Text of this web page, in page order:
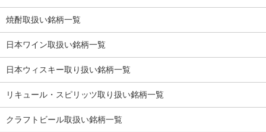
焼酎取扱い銘柄一覧
日本ワイン取扱い銘柄一覧
日本ウィスキー取り扱い銘柄一覧
リキュール・スピリッツ取り扱い銘柄一覧
クラフトビール取扱い銘柄一覧